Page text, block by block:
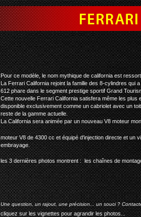
Pour ce modèle, le nom mythique de california est
La Ferrari California rejoint la famille des 8-cylindres qui
612 phare dans le segment prestige sportif Grand
Cette nouvelle Ferrari California satisfera même les
disponible exclusivement comme un cabriolet avec un
reste de la gamme actuelle.
La California sera animée par un nouveau V8 moteur
moteur V8 de 4300 cc et équipé d'injection directe et un
embrayage.
les 3 dernières photos montrent : les chaînes de
Une question, un rajout, une précision... un souci ?
cliquez sur les vignettes pour agrandir les photos...